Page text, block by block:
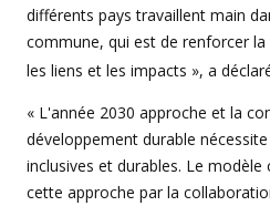
différents pays travaillent main
commune, qui est de renforcer
les liens et les impacts », a
« L'année 2030 approche et la
développement durable
inclusives et durables. Le
cette approche par la